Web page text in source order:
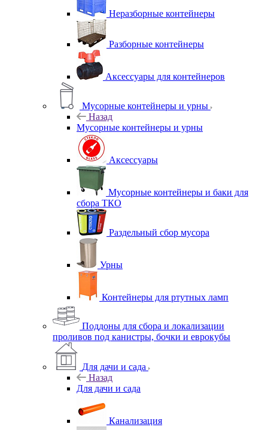
Неразборные контейнеры
Разборные контейнеры
Аксессуары для контейнеров
Мусорные контейнеры и урны
Назад
Мусорные контейнеры и урны
Аксессуары
Мусорные контейнеры и баки для
сбора ТКО
Раздельный сбор мусора
Урны
Контейнеры для ртутных ламп
Поддоны для сбора и локализации
проливов под канистры, бочки и еврокубы
Для дачи и сада
Назад
Для дачи и сада
Канализация